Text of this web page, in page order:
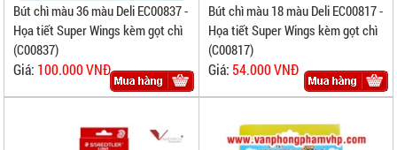
Bút chì màu 36 màu Deli EC00837 -
Họa tiết Super Wings kèm gọt chì
(C00837)
Giá: 100.000 VNĐ
Bút chì màu 18 màu Deli EC00817 -
Họa tiết Super Wings kèm gọt chì
(C00817)
Giá: 54.000 VNĐ